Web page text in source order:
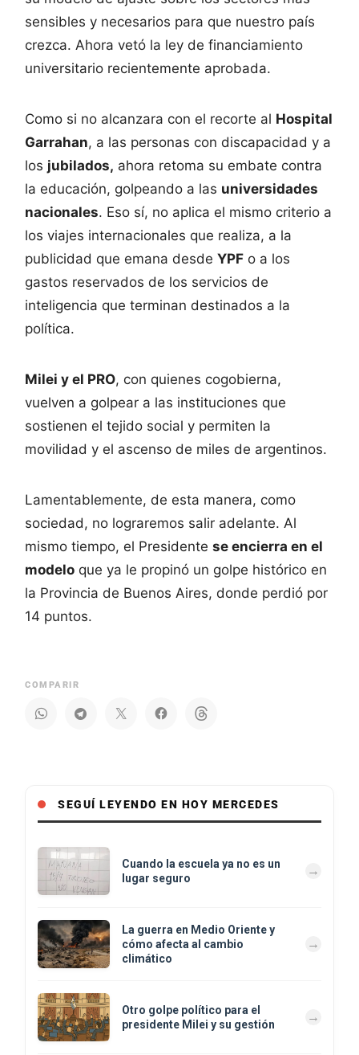
sensibles y necesarios para que nuestro país
crezca. Ahora vetó la ley de financiamiento
universitario recientemente aprobada.
Como si no alcanzara con el recorte al Hospital
Garrahan, a las personas con discapacidad y a
los jubilados, ahora retoma su embate contra
la educación, golpeando a las universidades
nacionales. Eso sí, no aplica el mismo criterio a
los viajes internacionales que realiza, a la
publicidad que emana desde YPF o a los
gastos reservados de los servicios de
inteligencia que terminan destinados a la
política.
Milei y el PRO, con quienes cogobierna,
vuelven a golpear a las instituciones que
sostienen el tejido social y permiten la
movilidad y el ascenso de miles de argentinos.
Lamentablemente, de esta manera, como
sociedad, no lograremos salir adelante. Al
mismo tiempo, el Presidente se encierra en el
modelo que ya le propinó un golpe histórico en
la Provincia de Buenos Aires, donde perdió por
14 puntos.
COMPARIR
SEGUÍ LEYENDO EN HOY MERCEDES
Cuando la escuela ya no es un
lugar seguro
La guerra en Medio Oriente y
cómo afecta al cambio
climático
Otro golpe político para el
presidente Milei y su gestión